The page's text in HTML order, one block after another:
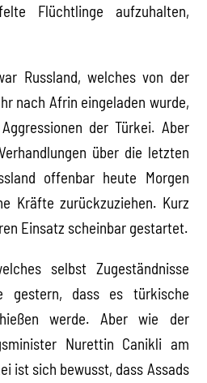
Flüchtlinge aufzuhalten,
Russland, welches von der
nach Afrin eingeladen wurde,
der Türkei. Aber
über die letzten
offenbar heute Morgen
Kräfte zurückzuziehen. Kurz
Einsatz scheinbar gestartet.
selbst Zugeständnisse
gestern, dass es türkische
werde. Aber wie der
Nurettin Canikli am
ist sich bewusst, dass Assads